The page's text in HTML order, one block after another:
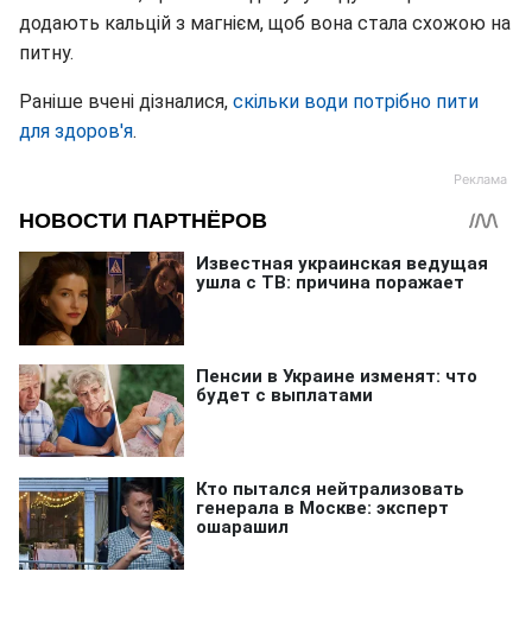
додають кальцій з магнієм, щоб вона стала схожою на
питну.
Раніше вчені дізналися, скільки води потрібно пити
для здоров'я.